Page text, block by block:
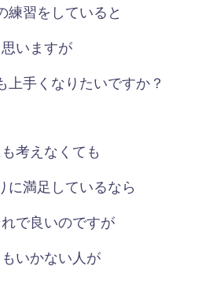
練習をしていると
思いますが
上手くなりたいですか？
考えなくても
に満足しているなら
で良いのですが
いかない人が